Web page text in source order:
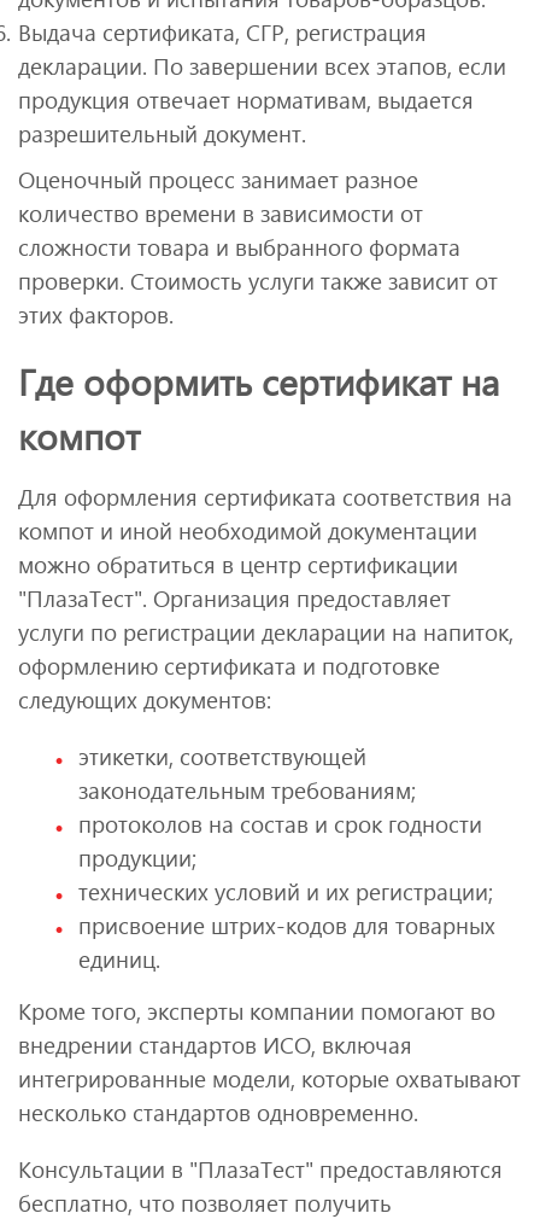
Выдача сертификата, СГР, регистрация
декларации. По завершении всех этапов, если
продукция отвечает нормативам, выдается
разрешительный документ.
Оценочный процесс занимает разное
количество времени в зависимости от
сложности товара и выбранного формата
проверки. Стоимость услуги также зависит от
этих факторов.
Где оформить сертификат на
компот
Для оформления сертификата соответствия на
компот и иной необходимой документации
можно обратиться в центр сертификации
"ПлазаТест". Организация предоставляет
услуги по регистрации декларации на напиток,
оформлению сертификата и подготовке
следующих документов:
этикетки, соответствующей
законодательным требованиям;
протоколов на состав и срок годности
продукции;
технических условий и их регистрации;
присвоение штрих-кодов для товарных
единиц.
Кроме того, эксперты компании помогают во
внедрении стандартов ИСО, включая
интегрированные модели, которые охватывают
несколько стандартов одновременно.
Консультации в "ПлазаТест" предоставляются
бесплатно, что позволяет получить